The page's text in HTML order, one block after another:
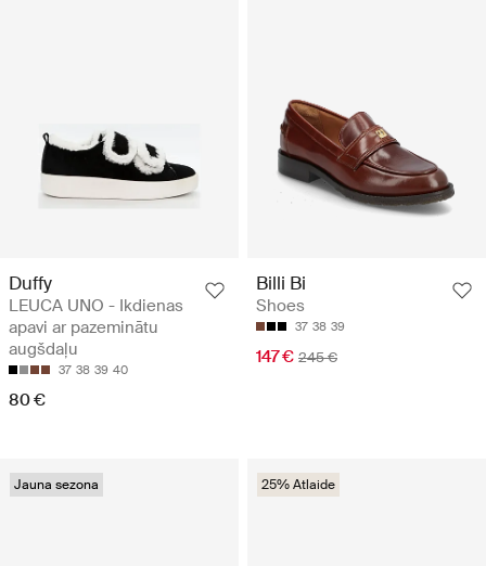
Duffy
LEUCA UNO - Ikdienas
apavi ar pazeminātu
augšdaļu
37 38 39 40
80 €
Billi Bi
Shoes
37 38 39
147 € 245 €
Jauna sezona 25% Atlaide